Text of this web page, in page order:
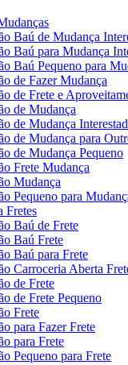
Baú de Mudança
Baú para Mudança
Baú Pequeno para
de Fazer Mudança
de Frete e
de Mudança
de Mudança
de Mudança para
de Mudança Pequeno
Frete Mudança
Mudança
Pequeno para
Fretes
Baú de Frete
Baú Frete
Baú para Frete
Carroceria Aberta
de Frete
de Frete Pequeno
Frete
para Fazer Frete
para Frete
Pequeno para Frete